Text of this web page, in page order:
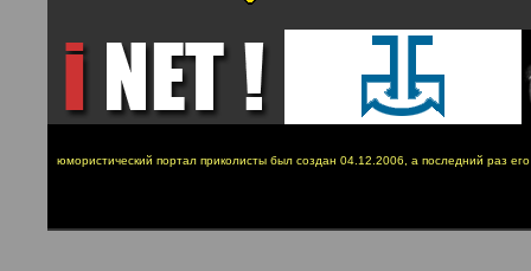
юмористический портал приколисты был создан 04.12.2006, а последний раз